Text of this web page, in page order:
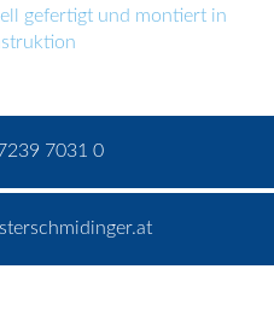
gefertigt und montiert in
7031 0